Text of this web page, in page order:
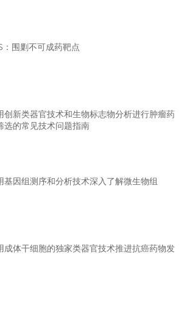
：围剿不可成药靶点
创新类器官技术和生物标志物分析进行肿瘤药
选的常见技术问题指南
基因组测序和分析技术深入了解微生物组
成体干细胞的独家类器官技术推进抗癌药物发